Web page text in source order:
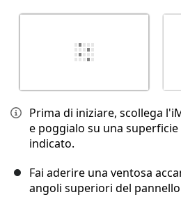
Prima di iniziare, scollega
e poggialo su una
indicato.
Fai aderire una ventosa
angoli superiori del